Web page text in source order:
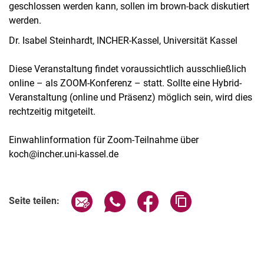
geschlossen werden kann, sollen im brown-back diskutiert
werden.
Dr. Isabel Steinhardt, INCHER-Kassel, Universität Kassel
Diese Veranstaltung findet voraussichtlich ausschließlich
online – als ZOOM-Konferenz – statt. Sollte eine Hybrid-
Veranstaltung (online und Präsenz) möglich sein, wird dies
rechtzeitig mitgeteilt.
Einwahlinformation für Zoom-Teilnahme über
koch@incher.uni-kassel.de
Seite teilen: Seite über E-Mail teilen
Seite über WhatsApp teilen
Seite über Facebook